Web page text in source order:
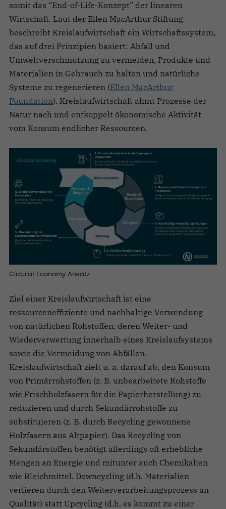
somit das “End-of-Life-Konzept” der linearen
Wirtschaft. Laut der Ellen MacArthur Stiftung
beschreibt Kreislaufwirtschaft ein Wirtschaftssystem,
das auf drei Prinzipien basiert: Abfall und
Umweltverschmutzung zu vermeiden, Produkte und
Materialien in Gebrauch zu halten und natürliche
Systeme zu regenerieren (Ellen MacArthur
Foundation). Kreislaufwirtschaft ahmt Prozesse der
Natur nach und entkoppelt ökonomische Aktivität
vom Konsum endlicher Ressourcen.
Circular Economy Ansatz
Ziel einer Kreislaufwirtschaft ist eine
ressourceneffiziente und nachhaltige Verwendung
von natürlichen Rohstoffen, deren Weiter- und
Wiederverwertung innerhalb eines Kreislaufsystems
sowie die Vermeidung von Abfällen.
Kreislaufwirtschaft zielt u. a. darauf ab, den Konsum
von Primärrohstoffen (z. B. unbearbeitete Rohstoffe
wie Frischholzfasern für die Papierherstellung) zu
reduzieren und durch Sekundärrohstoffe zu
substituieren (z. B. durch Recycling gewonnene
Holzfasern aus Altpapier). Das Recycling von
Sekundärstoffen benötigt allerdings oft erhebliche
Mengen an Energie und mitunter auch Chemikalien
wie Bleichmittel. Downcycling (d.h. Materialien
verlieren durch den Weiterverarbeitungsprozess an
Qualität) statt Upcycling (d.h. es kommt zu einer